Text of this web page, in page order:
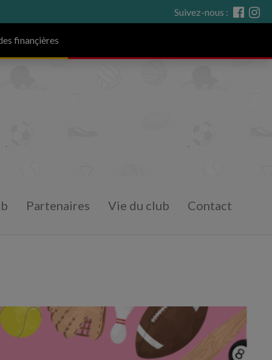
Suivez-nous :
finançières
Partenaires Vie du club Contact